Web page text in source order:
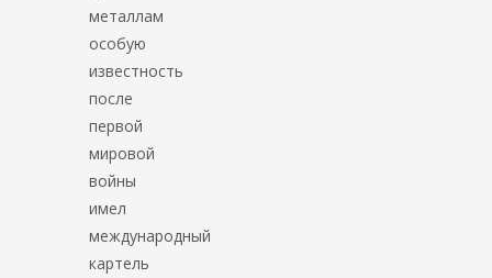
металлам
особую
известность
после
первой
мировой
войны
имел
международный
картель